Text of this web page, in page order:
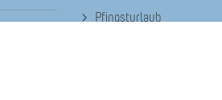
Pfingsturlaub